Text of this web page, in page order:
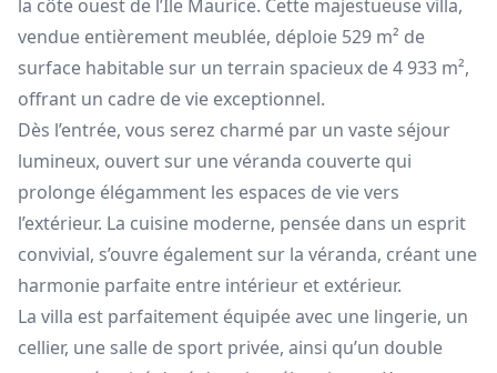
la côte ouest de l’Île Maurice. Cette majestueuse villa,
vendue entièrement meublée, déploie 529 m² de
surface habitable sur un terrain spacieux de 4 933 m²,
offrant un cadre de vie exceptionnel.
Dès l’entrée, vous serez charmé par un vaste séjour
lumineux, ouvert sur une véranda couverte qui
prolonge élégamment les espaces de vie vers
l’extérieur. La cuisine moderne, pensée dans un esprit
convivial, s’ouvre également sur la véranda, créant une
harmonie parfaite entre intérieur et extérieur.
La villa est parfaitement équipée avec une lingerie, un
cellier, une salle de sport privée, ainsi qu’un double